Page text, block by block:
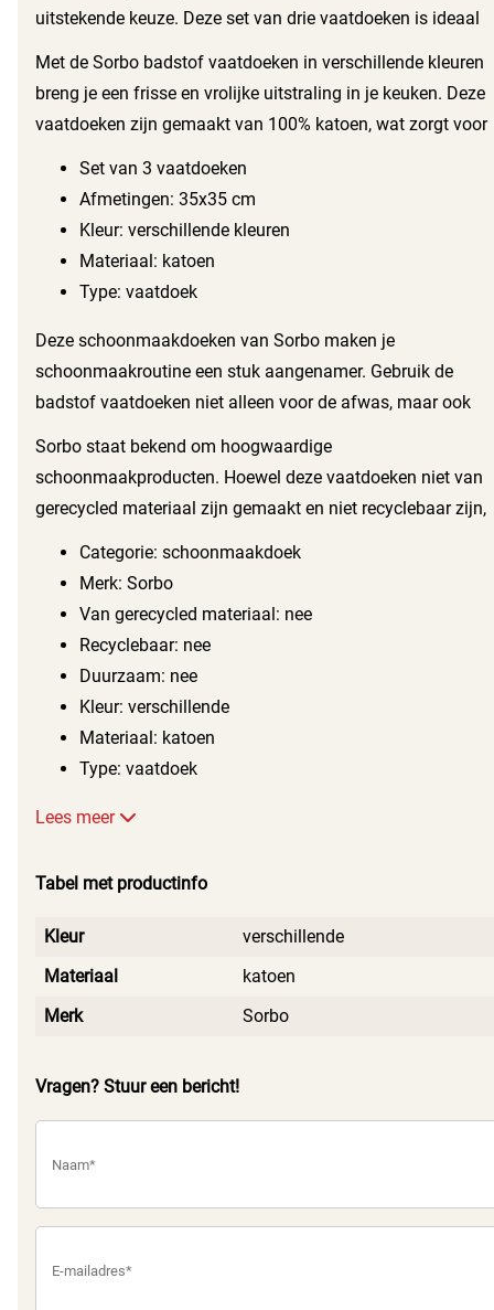
uitstekende keuze. Deze set van drie vaatdoeken is ideaal
Met de Sorbo badstof vaatdoeken in verschillende kleuren
breng je een frisse en vrolijke uitstraling in je keuken. Deze
vaatdoeken zijn gemaakt van 100% katoen, wat zorgt voor
Set van 3 vaatdoeken
Afmetingen: 35x35 cm
Kleur: verschillende kleuren
Materiaal: katoen
Type: vaatdoek
Deze schoonmaakdoeken van Sorbo maken je
schoonmaakroutine een stuk aangenamer. Gebruik de
badstof vaatdoeken niet alleen voor de afwas, maar ook
Sorbo staat bekend om hoogwaardige
schoonmaakproducten. Hoewel deze vaatdoeken niet van
gerecycled materiaal zijn gemaakt en niet recyclebaar zijn,
Categorie: schoonmaakdoek
Merk: Sorbo
Van gerecycled materiaal: nee
Recyclebaar: nee
Duurzaam: nee
Kleur: verschillende
Materiaal: katoen
Type: vaatdoek
Lees meer
Tabel met productinfo
Kleur
verschillende
Materiaal
katoen
Merk
Sorbo
Vragen? Stuur een bericht!